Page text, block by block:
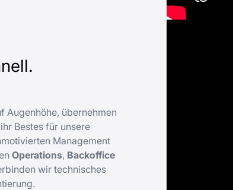
Augenhöhe, übernehmen
Bestes für unsere
Management
Operations, Backoffice
wir technisches